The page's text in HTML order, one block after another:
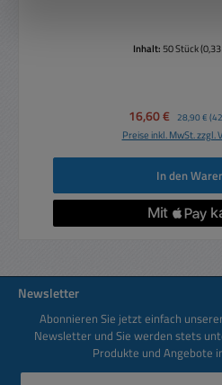
Inhalt: 50 Stück
Verkaufspreis:
16,60 € Regulärer
28,90 €
Preise inkl. MwSt. zzgl.
In den
Newsletter
Abonnieren Sie jetzt einfach
Newsletter und Sie werden stets
Produkte und Angebote